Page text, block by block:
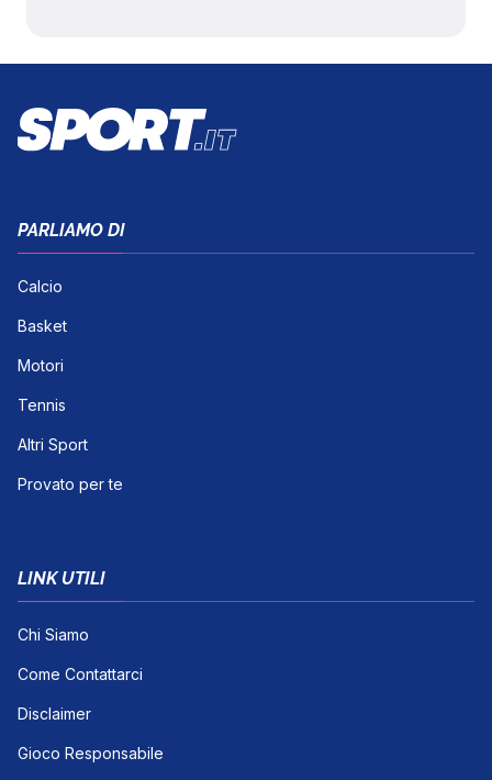
PARLIAMO DI
Calcio
Basket
Motori
Tennis
Altri Sport
Provato per te
LINK UTILI
Chi Siamo
Come Contattarci
Disclaimer
Gioco Responsabile